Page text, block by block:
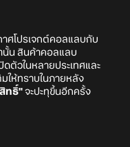
าศโปรเจกต์คอลแลบกับ
นั้น สินค้าคอลแลบ
ตัวในหลายประเทศและ
มให้ทราบในภายหลัง
ทธิ์" จะปะทุขึ้นอีกครั้ง